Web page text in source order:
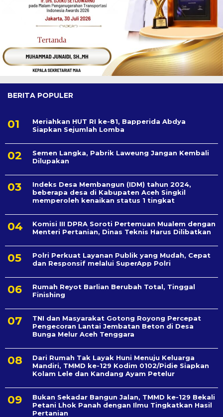
BERITA POPULER
Meriahkan HUT RI ke-81, Bapperida Abdya
Siapkan Sejumlah Lomba
Semen Langka, Pabrik Laweung Jangan Kembali
Dilupakan
Indeks Desa Membangun (IDM) tahun 2024,
beberapa desa di Kabupaten Aceh Singkil
memperoleh kenaikan status 1 tingkat
Komisi III DPRA Soroti Pertemuan Mualem dengan
Menteri Pertanian, Dinas Teknis Harus Dilibatkan
Polri Perkuat Layanan Publik yang Mudah, Cepat
dan Responsif melalui SuperApp Polri
Rumah Reyot Barlian Berubah Total, Tinggal
Finishing
TNI dan Masyarakat Gotong Royong Percepat
Pengecoran Lantai Jembatan Beton di Desa
Bunga Melur Aceh Tenggara
Dari Rumah Tak Layak Huni Menuju Keluarga
Mandiri, TMMD ke-129 Kodim 0102/Pidie Siapkan
Kolam Lele dan Kandang Ayam Petelur
Bukan Sekadar Bangun Jalan, TMMD ke-129 Bekali
Petani Lhok Panah dengan Ilmu Tingkatkan Hasil
Pertanian